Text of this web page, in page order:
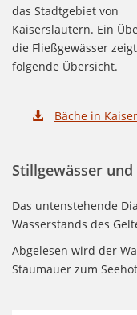
das Stadtgebiet von
Kaiserslautern. Ein
die Fließgewässer
folgende Übersicht.
Bäche in
Stillgewässer und
Das untenstehende
Wasserstands des
Abgelesen wird der
Staumauer zum